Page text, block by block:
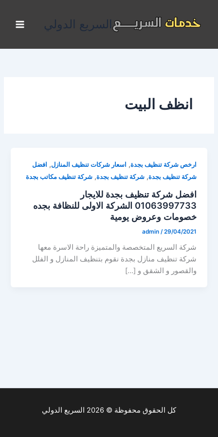
المحتوى
السريع الدولي
انظف البيت
ارخص شركة تنظيف بجدة, اسعار شركات تنظيف المنازل, افضل
شركة تنظيف بجدة,شركة تنظيف بجدة,شركة تنظيف مكاتب بجدة
افضل شركة تنظيف بجدة للايجار
01063997733 الشركة الاولى للنظافة بجده
خصومات وعروض يومية
admin /29/04/2021
شركة السريع المتخصصة والمتميزة راحة الاسرة معها
شركة تنظيف منازل بجدة نقوم بتنظيف المنازل و الفلل
والقصور و الشقق و […]
كل الحقوق محفوظة © 2026 السريع الدولي